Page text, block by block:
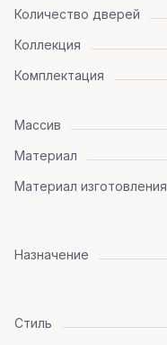
Количество дверей
Коллекция
Комплектация
Массив
Материал
Материал изготовления
Назначение
Стиль